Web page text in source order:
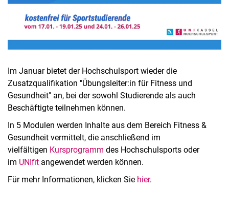
Im Januar bietet der Hochschulsport wieder die
Zusatzqualifikation "Übungsleiter:in für Fitness und
Gesundheit" an, bei der sowohl Studierende als auch
Beschäftigte teilnehmen können.
In 5 Modulen werden Inhalte aus dem Bereich Fitness &
Gesundheit vermittelt, die anschließend im
vielfältigen Kursprogramm des Hochschulsports oder
im UNIfit angewendet werden können.
Für mehr Informationen, klicken Sie hier.